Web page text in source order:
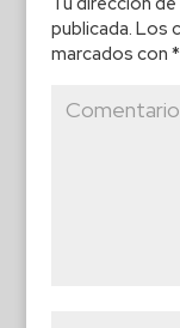
publicada. Los
marcados con *